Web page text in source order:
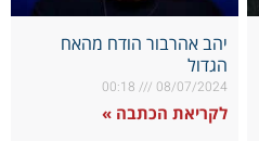
יהב אהרבור הודח מהאח
הגדול
08/07/2024
לקריאת הכתבה »